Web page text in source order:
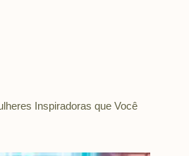
Inspiradoras que Você